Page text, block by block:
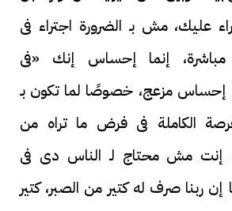
عليك، مش بـ الضرورة اجتراء فى
إنما إحساس إنك «فى
إحساس مزعج، خصوصًا لما تكون بـ
الكاملة فى فرض ما تراه من
إنت مش محتاج لـ الناس دى فى
ربنا صرف له كتير من الصبر، كتير